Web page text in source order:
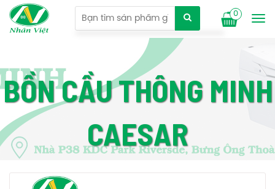
0
BỒN CẦU THÔNG MINH
CAESAR